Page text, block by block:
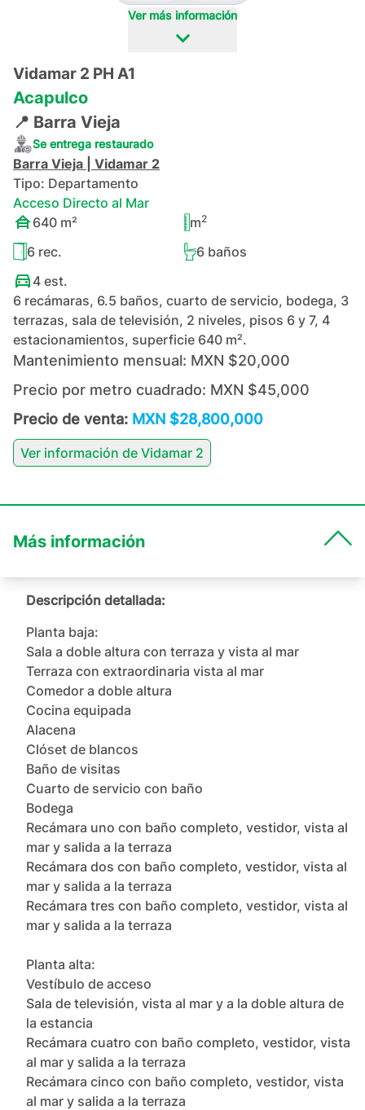
Ver más información
Vidamar 2 PH A1
Acapulco
📍 Barra Vieja
Se entrega restaurado
Barra Vieja
Vidamar 2
Tipo: Departamento
Acceso Directo al Mar
640 m² m2
6 rec. 6baños
4 est.
6 recámaras, 6.5 baños, cuarto de servicio, bodega, 3
terrazas, sala de televisión, 2 niveles, pisos 6 y 7, 4
estacionamientos, superficie 640 m².
Mantenimiento mensual: MXN $20,000
Precio por metro cuadrado: MXN $45,000
Precio de venta: MXN $28,800,000
Ver información de Vidamar 2
Más información
Descripción detallada:
Planta baja:
Sala a doble altura con terraza y vista al mar
Terraza con extraordinaria vista al mar
Comedor a doble altura
Cocina equipada
Alacena
Clóset de blancos
Baño de visitas
Cuarto de servicio con baño
Bodega
Recámara uno con baño completo, vestidor, vista al
mar y salida a la terraza
Recámara dos con baño completo, vestidor, vista al
mar y salida a la terraza
Recámara tres con baño completo, vestidor, vista al
mar y salida a la terraza
Planta alta:
Vestíbulo de acceso
Sala de televisión, vista al mar y a la doble altura de
la estancia
Recámara cuatro con baño completo, vestidor, vista
al mar y salida a la terraza
Recámara cinco con baño completo, vestidor, vista
al mar y salida a la terraza